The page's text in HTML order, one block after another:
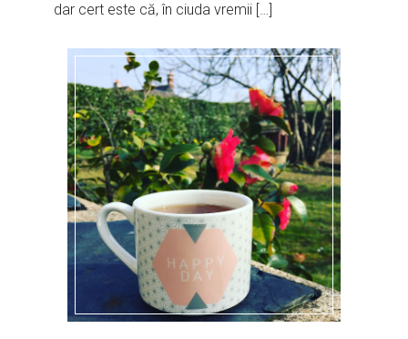
dar cert este că, în ciuda vremii […]